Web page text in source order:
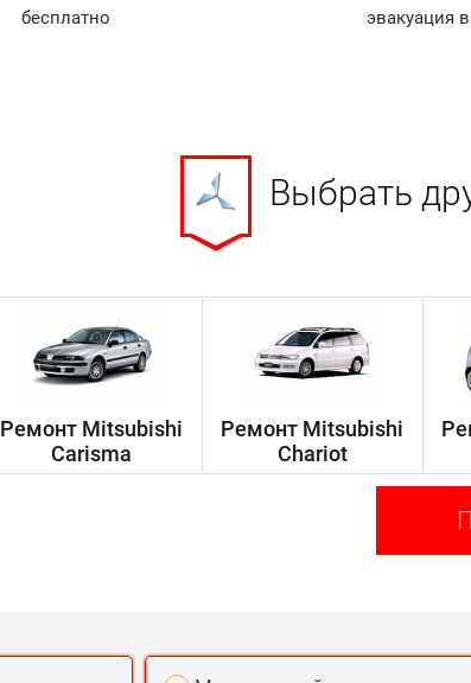
бесплатно
эвакуация
Выбрать
Ремонт Mitsubishi
Carisma
Ремонт Mitsubishi
Chariot